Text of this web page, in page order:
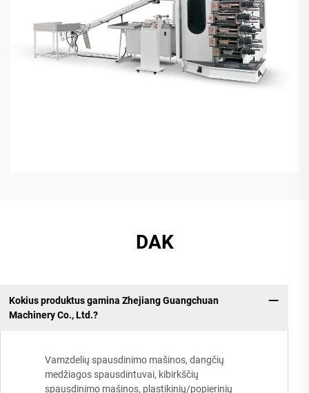
DAK
Kokius produktus gamina Zhejiang Guangchuan
Machinery Co., Ltd.?
Vamzdelių spausdinimo mašinos, dangčių
medžiagos spausdintuvai, kibirkščių
spausdinimo mašinos, plastikinių/popierinių